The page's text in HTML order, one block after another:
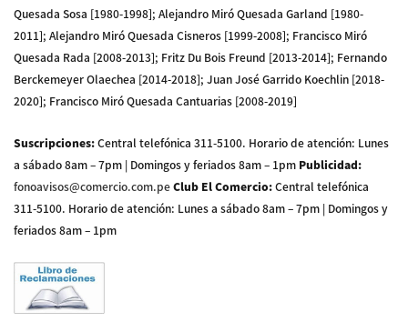
Quesada Sosa [1980-1998]; Alejandro Miró Quesada Garland [1980-
2011]; Alejandro Miró Quesada Cisneros [1999-2008]; Francisco Miró
Quesada Rada [2008-2013]; Fritz Du Bois Freund [2013-2014]; Fernando
Berckemeyer Olaechea [2014-2018]; Juan José Garrido Koechlin [2018-
2020]; Francisco Miró Quesada Cantuarias [2008-2019]
Suscripciones:Central telefónica 311-5100. Horario de atención: Lunes
a sábado 8am – 7pm | Domingos y feriados 8am – 1pm Publicidad:
fonoavisos@comercio.com.peClub El Comercio:Central telefónica
311-5100. Horario de atención: Lunes a sábado 8am – 7pm | Domingos y
feriados 8am – 1pm